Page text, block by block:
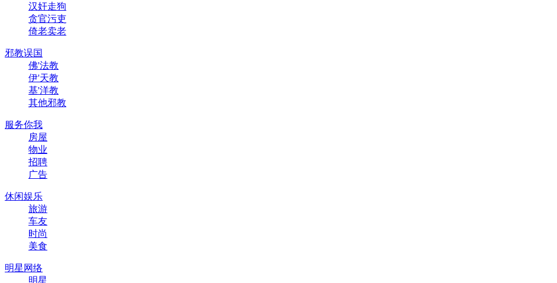
汉奸走狗
贪官污吏
倚老卖老
邪教误国
佛'法教
伊'天教
基'洋教
其他邪教
服务你我
房屋
物业
招聘
广告
休闲娱乐
旅游
车友
时尚
美食
明星网络
明星